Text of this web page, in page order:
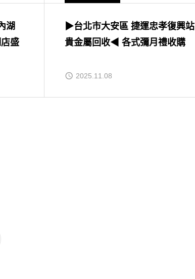
湖
盛
▶台北市大安區 捷運忠孝復興站
貴金屬回收◀ 各式彌月禮收購
2025.11.08